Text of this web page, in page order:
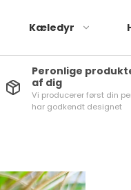
Kæledyr
Peronlige
af dig
Vi producerer først din
har godkendt designet